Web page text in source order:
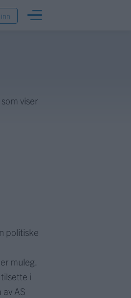
inn
viser
politiske
muleg.
i
AS